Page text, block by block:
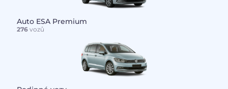
Auto ESA Premium
276vozů